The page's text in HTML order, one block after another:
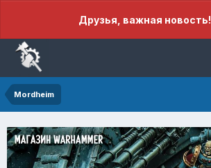
Друзья, важная новость!
Mordheim